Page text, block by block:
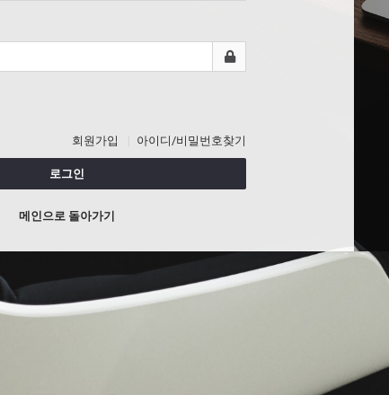
회원가입 아이디/비밀번호찾기
로그인
메인으로 돌아가기